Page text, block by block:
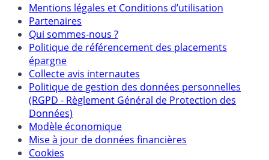
Mentions légales et Conditions d’utilisation
Partenaires
Qui sommes-nous ?
Politique de référencement des placements
épargne
Collecte avis internautes
Politique de gestion des données personnelles
(RGPD - Règlement Général de Protection des
Données)
Modèle économique
Mise à jour de données financières
Cookies